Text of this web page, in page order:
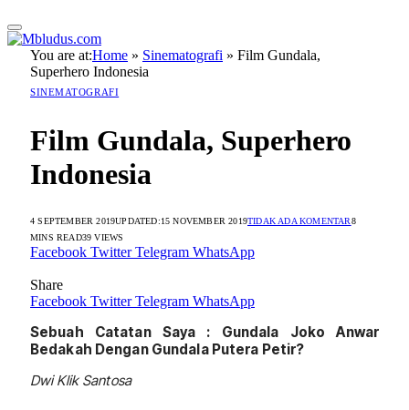
You are at:Home » Sinematografi » Film Gundala,
Superhero Indonesia
SINEMATOGRAFI
Film Gundala, Superhero
Indonesia
4 SEPTEMBER 2019UPDATED:15 NOVEMBER 2019TIDAK ADA KOMENTAR8
MINS READ39VIEWS
Facebook Twitter Telegram WhatsApp
Share
Facebook Twitter Telegram WhatsApp
Sebuah Catatan Saya : Gundala Joko Anwar
Bedakah Dengan Gundala Putera Petir?
Dwi Klik Santosa